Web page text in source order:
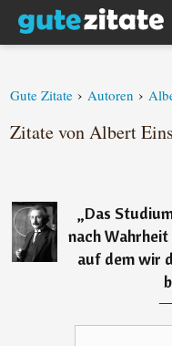
Gute Zitate › Autoren ›
Zitate von Albert
„Das
nach
auf dem wir